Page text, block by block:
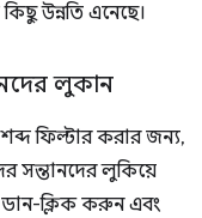
উন্নতি এনেছে।
লুকান
ফিল্টার করার জন্য,
সন্তানদের লুকিয়ে
ডান-ক্লিক করুন এবং